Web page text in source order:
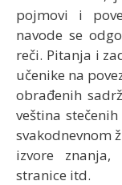
pojmovi i
navode se
reči. Pitanja i
učenike na
obrađenih
veština
svakodnevnom
izvore
stranice itd.